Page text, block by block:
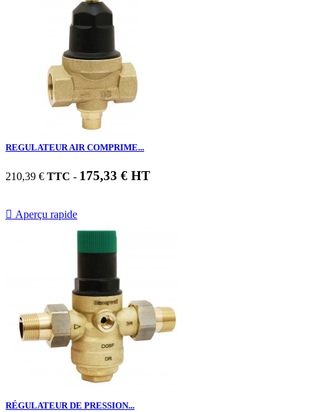
REGULATEUR AIR COMPRIME...
210,39 € TTC - 175,33 € HT
 Aperçu rapide
RÉGULATEUR DE PRESSION...